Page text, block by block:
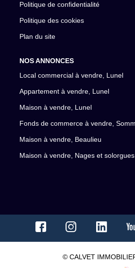
Politique de confidentialité
Politique des cookies
Plan du site
NOS ANNONCES
Local commercial à vendre, Lunel
Appartement à vendre, Lunel
Maison à vendre, Lunel
Fonds de commerce à vendre,
Maison à vendre, Beaulieu
Maison à vendre, Nages et solorgues
© CALVET